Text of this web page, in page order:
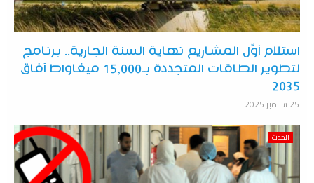
استلام أوّل المشاريع نهاية السنة الجارية.. برنامج
لتطوير الطاقات المتجددة بـ15,000 ميغاواط آفاق
2035
25 سبتمبر 2025
الحدث